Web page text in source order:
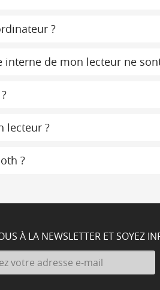
?
de mon lecteur ne
lecteur ?
?
À LA NEWSLETTER ET SOYEZ